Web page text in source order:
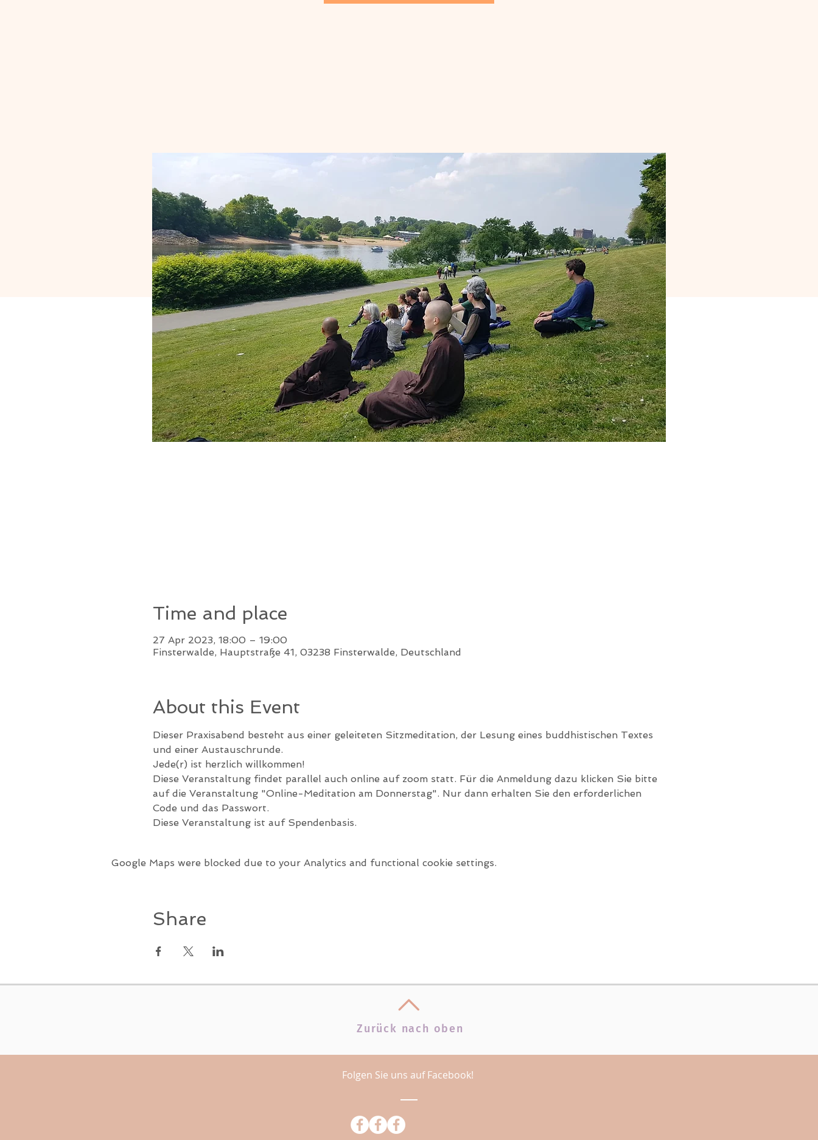
Time and place
27 Apr 2023, 18:00 – 19:00
Finsterwalde, Hauptstraße 41, 03238 Finsterwalde, Deutschland
About this Event
Dieser Praxisabend besteht aus einer geleiteten Sitzmeditation, der Lesung eines buddhistischen Textes
und einer Austauschrunde.
Jede(r) ist herzlich willkommen!
Diese Veranstaltung findet parallel auch online auf zoom statt. Für die Anmeldung dazu klicken Sie bitte
auf die Veranstaltung "Online-Meditation am Donnerstag". Nur dann erhalten Sie den erforderlichen
Code und das Passwort.
Diese Veranstaltung ist auf Spendenbasis.
Google Maps were blocked due to your Analytics and functional cookie settings.
Share
Zurück nach oben
Folgen Sie uns auf Facebook!